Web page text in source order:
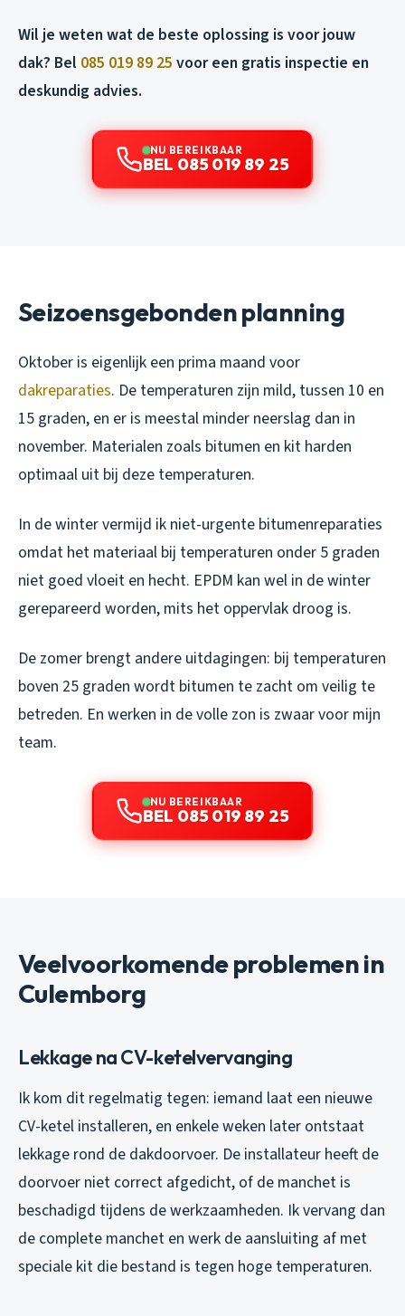
Wil je weten wat de beste oplossing is voor jouw
dak? Bel 085 019 89 25 voor een gratis inspectie en
deskundig advies.
NU BEREIKBAAR
BEL 085 019 89 25
Seizoensgebonden planning
Oktober is eigenlijk een prima maand voor
dakreparaties. De temperaturen zijn mild, tussen 10 en
15 graden, en er is meestal minder neerslag dan in
november. Materialen zoals bitumen en kit harden
optimaal uit bij deze temperaturen.
In de winter vermijd ik niet-urgente bitumenreparaties
omdat het materiaal bij temperaturen onder 5 graden
niet goed vloeit en hecht. EPDM kan wel in de winter
gerepareerd worden, mits het oppervlak droog is.
De zomer brengt andere uitdagingen: bij temperaturen
boven 25 graden wordt bitumen te zacht om veilig te
betreden. En werken in de volle zon is zwaar voor mijn
team.
NU BEREIKBAAR
BEL 085 019 89 25
Veelvoorkomende problemen in
Culemborg
Lekkage na CV-ketelvervanging
Ik kom dit regelmatig tegen: iemand laat een nieuwe
CV-ketel installeren, en enkele weken later ontstaat
lekkage rond de dakdoorvoer. De installateur heeft de
doorvoer niet correct afgedicht, of de manchet is
beschadigd tijdens de werkzaamheden. Ik vervang dan
de complete manchet en werk de aansluiting af met
speciale kit die bestand is tegen hoge temperaturen.